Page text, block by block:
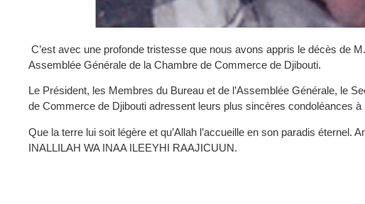
C’est avec une profonde tristesse que nous avons appris le décès de
Assemblée Générale de la Chambre de Commerce de Djibouti.
Le Président, les Membres du Bureau et de l’Assemblée Générale, le
de Commerce de Djibouti adressent leurs plus sincères condoléances à
Que la terre lui soit légère et qu’Allah l’accueille en son paradis éternel.
INALLILAH WA INAA ILEEYHI RAAJICUUN.